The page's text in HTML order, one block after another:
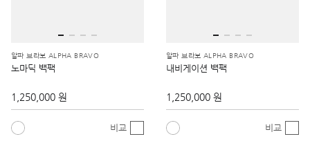
알파 브라보 ALPHA BRAVO
노마딕 백팩
1,250,000 원
비교
알파 브라보 ALPHA BRAVO
내비게이션 백팩
1,250,000 원
비교